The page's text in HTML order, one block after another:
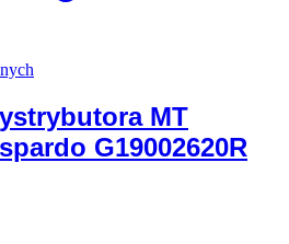
MT
G19002620R